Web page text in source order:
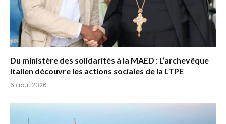
Du ministère des solidarités à la MAED : L’archevêque
Italien découvre les actions sociales de la LTPE
6 août 2026